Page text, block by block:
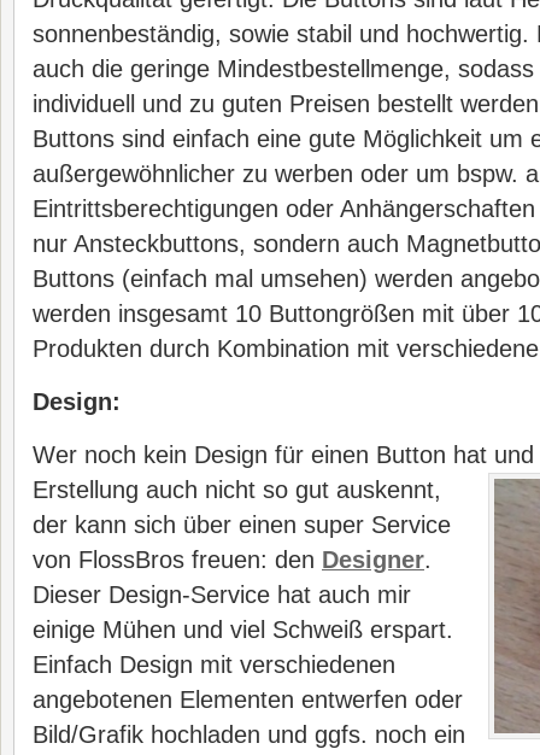
sonnenbeständig, sowie stabil und
auch die geringe Mindestbestellmenge,
individuell und zu guten Preisen bestellt
Buttons sind einfach eine gute Möglichkeit um
außergewöhnlicher zu werben oder um bspw.
Eintrittsberechtigungen oder
nur Ansteckbuttons, sondern auch
Buttons (einfach mal umsehen) werden
werden insgesamt 10 Buttongrößen mit über
Produkten durch Kombination mit
Design:
Wer noch kein Design für einen Button hat
Erstellung auch nicht so gut auskennt,
der kann sich über einen super Service
von FlossBros freuen: den Designer.
Dieser Design-Service hat auch mir
einige Mühen und viel Schweiß erspart.
Einfach Design mit verschiedenen
angebotenen Elementen entwerfen oder
Bild/Grafik hochladen und ggfs. noch ein